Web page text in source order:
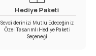
Hediye Paketi
Sevdiklerinizi Mutlu Edeceğiniz
Özel Tasarımlı Hediye Paketi
Seçeneği